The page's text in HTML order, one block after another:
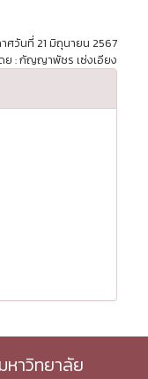
ศวันที่ 21 มิถุนายน 2567
ย : กัญญาพัชร เซ่งเอียง
หาวิทยาลัย